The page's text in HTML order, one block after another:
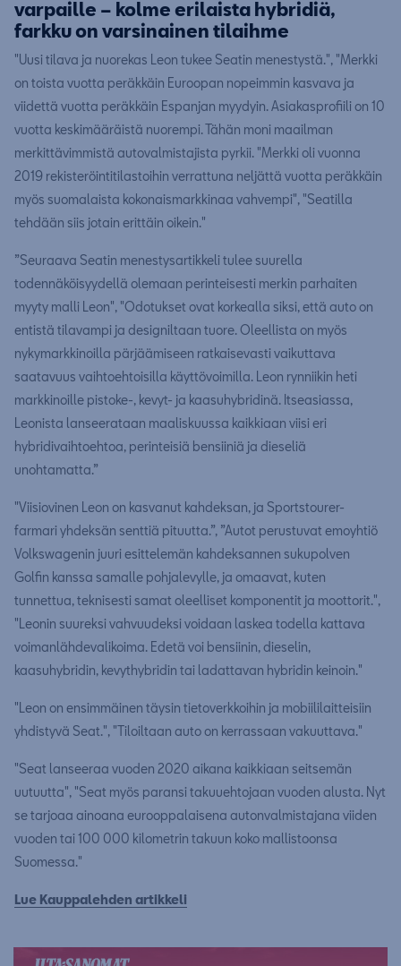
varpaille – kolme erilaista hybridiä,
farkku on varsinainen tilaihme
"Uusi tilava ja nuorekas Leon tukee Seatin menestystä.", "Merkki
on toista vuotta peräkkäin Euroopan nopeimmin kasvava ja
viidettä vuotta peräkkäin Espanjan myydyin. Asiakasprofiili on 10
vuotta keskimääräistä nuorempi. Tähän moni maailman
merkittävimmistä autovalmistajista pyrkii. "Merkki oli vuonna
2019 rekisteröintitilastoihin verrattuna neljättä vuotta peräkkäin
myös suomalaista kokonaismarkkinaa vahvempi", "Seatilla
tehdään siis jotain erittäin oikein."
”Seuraava Seatin menestysartikkeli tulee suurella
todennäköisyydellä olemaan perinteisesti merkin parhaiten
myyty malli Leon", "Odotukset ovat korkealla siksi, että auto on
entistä tilavampi ja designiltaan tuore. Oleellista on myös
nykymarkkinoilla pärjäämiseen ratkaisevasti vaikuttava
saatavuus vaihtoehtoisilla käyttövoimilla. Leon rynniikin heti
markkinoille pistoke-, kevyt- ja kaasuhybridinä. Itseasiassa,
Leonista lanseerataan maaliskuussa kaikkiaan viisi eri
hybridivaihtoehtoa, perinteisiä bensiiniä ja dieseliä
unohtamatta.”
"Viisiovinen Leon on kasvanut kahdeksan, ja Sportstourer-
farmari yhdeksän senttiä pituutta.”, ”Autot perustuvat emoyhtiö
Volkswagenin juuri esittelemän kahdeksannen sukupolven
Golfin kanssa samalle pohjalevylle, ja omaavat, kuten
tunnettua, teknisesti samat oleelliset komponentit ja moottorit.",
"Leonin suureksi vahvuudeksi voidaan laskea todella kattava
voimanlähdevalikoima. Edetä voi bensiinin, dieselin,
kaasuhybridin, kevythybridin tai ladattavan hybridin keinoin."
"Leon on ensimmäinen täysin tietoverkkoihin ja mobiililaitteisiin
yhdistyvä Seat.", "Tiloiltaan auto on kerrassaan vakuuttava."
"Seat lanseeraa vuoden 2020 aikana kaikkiaan seitsemän
uutuutta", "Seat myös paransi takuuehtojaan vuoden alusta. Nyt
se tarjoaa ainoana eurooppalaisena autonvalmistajana viiden
vuoden tai 100 000 kilometrin takuun koko mallistoonsa
Suomessa."
Lue Kauppalehden artikkeli